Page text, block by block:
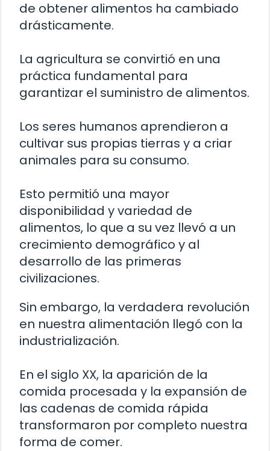
de obtener alimentos ha cambiado
drásticamente.
La agricultura se convirtió en una
práctica fundamental para
garantizar el suministro de alimentos.
Los seres humanos aprendieron a
cultivar sus propias tierras y a criar
animales para su consumo.
Esto permitió una mayor
disponibilidad y variedad de
alimentos, lo que a su vez llevó a un
crecimiento demográfico y al
desarrollo de las primeras
civilizaciones.
Sin embargo, la verdadera revolución
en nuestra alimentación llegó con la
industrialización.
En el siglo XX, la aparición de la
comida procesada y la expansión de
las cadenas de comida rápida
transformaron por completo nuestra
forma de comer.